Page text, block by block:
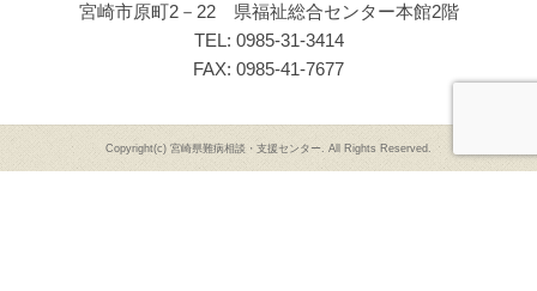
宮崎市原町2－22 県福祉総合センター本館2階
TEL: 0985-31-3414
FAX: 0985-41-7677
Copyright(c) 宮崎県難病相談・支援センター. All Rights Reserved.